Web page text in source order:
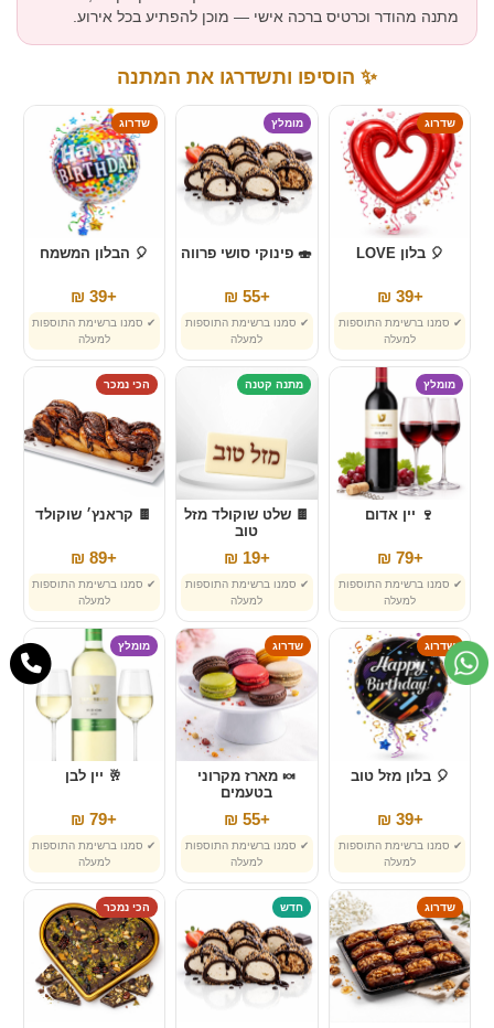
מתנה מהודר וכרטיס ברכה אישי — מוכן להפתיע בכל אירוע.
✨ הוסיפו ותשדרגו את המתנה
שדרוג
🎈 בלון LOVE
+39 ₪
✔ סמנו ברשימת התוספות
למעלה
מומלץ
🍣 פינוקי סושי פרווה
+55 ₪
✔ סמנו ברשימת התוספות
למעלה
שדרוג
🎈 הבלון המשמח
+39 ₪
✔ סמנו ברשימת התוספות
למעלה
מומלץ
🍷 יין אדום
+79 ₪
✔ סמנו ברשימת התוספות
למעלה
מתנה קטנה
🍫 שלט שוקולד מזל
טוב
+19 ₪
✔ סמנו ברשימת התוספות
למעלה
הכי נמכר
🍫 קראנץ׳ שוקולד
+89 ₪
✔ סמנו ברשימת התוספות
למעלה
שדרוג
🎈 בלון מזל טוב
+39 ₪
✔ סמנו ברשימת התוספות
למעלה
שדרוג
🍬 מארז מקרוני
בטעמים
+55 ₪
✔ סמנו ברשימת התוספות
למעלה
מומלץ
🥂 יין לבן
+79 ₪
✔ סמנו ברשימת התוספות
למעלה
שדרוג חדש הכי נמכר